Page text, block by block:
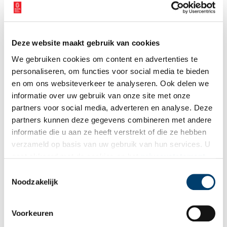
Deze website maakt gebruik van cookies
We gebruiken cookies om content en advertenties te
personaliseren, om functies voor social media te bieden
en om ons websiteverkeer te analyseren. Ook delen we
informatie over uw gebruik van onze site met onze
partners voor social media, adverteren en analyse. Deze
partners kunnen deze gegevens combineren met andere
informatie die u aan ze heeft verstrekt of die ze hebben
verzameld op basis van uw gebruik van hun services. U
Noodzakelijk
Voorkeuren
Wanneer op Hemelvaartsdag alle zalen van het Verwey
Museum Haarlem – met uitzondering van de historische
tentoonstelling ‘Allemaal Haarlemmers’ – gevuld zijn met kunst
en verhalen over het leven van Kees Verwey, vieren wij
feestelijk zijn 125-jarig jubileum. Iedereen is van harte
welkom! Zoals het hoort bij een feestje: wie jarig is, trakteert!
Ontdek de tentoonstellingen en geniet op deze bijzondere
dag van gratis rondleidingen en live muziek. Er is een
knutselhoek voor de kids en wij trakteren uiteraard op een
lekker hapje en drankje.
1 min
Brongebouw: Opkomst en ondergang van een Haarlems